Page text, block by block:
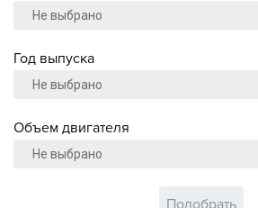
Год выпуска
Объем двигателя